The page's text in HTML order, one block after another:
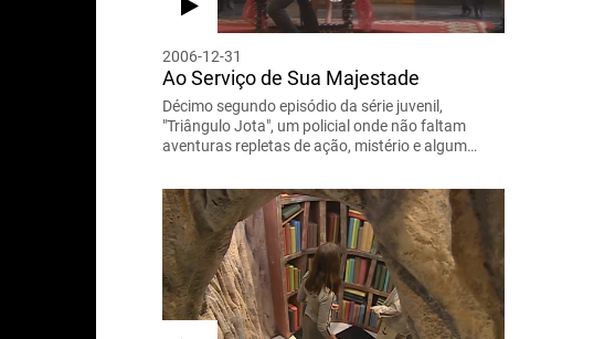
2006-12-31
Ao Serviço de Sua Majestade
Décimo segundo episódio da série juvenil,
"Triângulo Jota", um policial onde não faltam
aventuras repletas de ação, mistério e algum…